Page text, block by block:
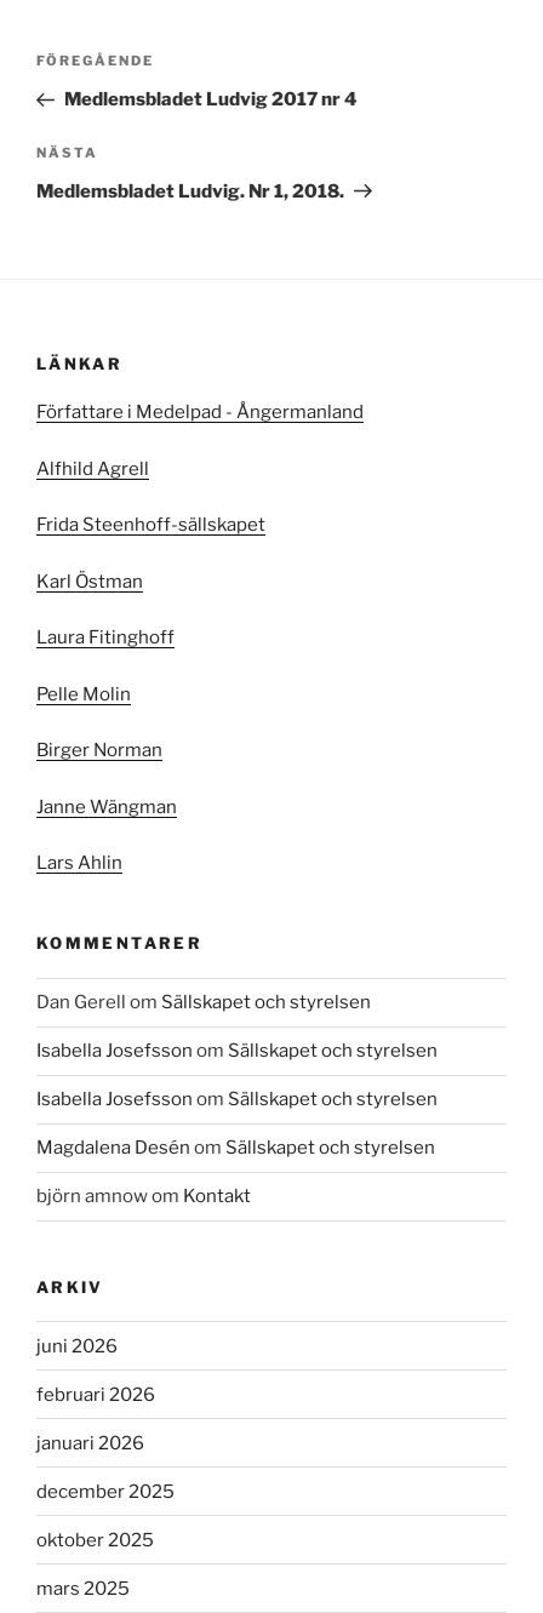
Inläggsnavigering
Föregående
inlägg
FÖREGÅENDE
Medlemsbladet Ludvig 2017 nr 4
Nästa
inlägg
NÄSTA
Medlemsbladet Ludvig. Nr 1, 2018.
LÄNKAR
Författare i Medelpad - Ångermanland
Alfhild Agrell
Frida Steenhoff-sällskapet
Karl Östman
Laura Fitinghoff
Pelle Molin
Birger Norman
Janne Wängman
Lars Ahlin
KOMMENTARER
Dan Gerell om Sällskapet och styrelsen
Isabella Josefsson om Sällskapet och styrelsen
Isabella Josefsson om Sällskapet och styrelsen
Magdalena Desén om Sällskapet och styrelsen
björn amnowom Kontakt
ARKIV
juni 2026
februari 2026
januari 2026
december 2025
oktober 2025
mars 2025